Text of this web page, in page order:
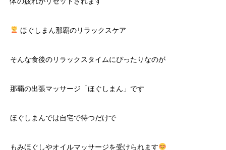
ほぐしまん那覇のリラックスケア
そんな食後のリラックスタイムにぴったりなのが
那覇の出張マッサージ「ほぐしまん」です
ほぐしまんでは自宅で待つだけで
もみほぐしやオイルマッサージを受けられます